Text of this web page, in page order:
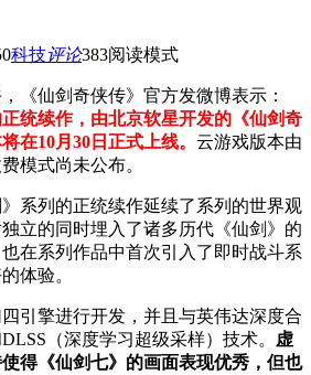
科技评论383阅读模式
《仙剑奇侠传》官方发微博表示：
正统续作，由北京软星开发的《仙剑奇
在10月30日正式上线。 云游戏版本由
模式尚未公布。
》系列的正统续作延续了系列的世界观
立的同时埋入了诸多历代《仙剑》的
在系列作品中首次引入了即时战斗系
体验。
四引擎进行开发，并且与英伟达深度合
（深度学习超级采样）技术。 虚
得《仙剑七》的画面表现优秀，但也